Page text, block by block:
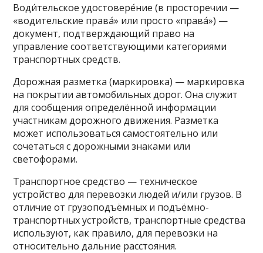
Води́тельское удостовере́ние (в просторечии —
«водительские права́» или просто «права́») —
документ, подтверждающий право на
управление соответствующими категориями
транспортных средств.
Дорожная разметка (маркировка) — маркировка
на покрытии автомобильных дорог. Она служит
для сообщения определённой информации
участникам дорожного движения. Разметка
может использоваться самостоятельно или
сочетаться с дорожными знаками или
светофорами.
Транспортное средство — техническое
устройство для перевозки людей и/или грузов. В
отличие от грузоподъёмных и подъёмно-
транспортных устройств, транспортные средства
используют, как правило, для перевозки на
относительно дальние расстояния.